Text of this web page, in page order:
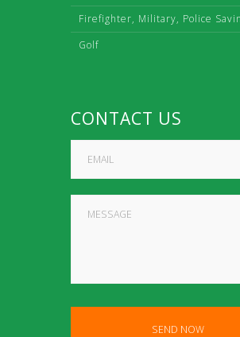
Firefighter, Military, Police
Golf
CONTACT US